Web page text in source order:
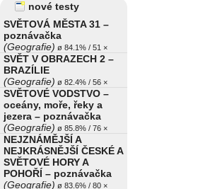
nové testy
SVĚTOVÁ MĚSTA 31 –
poznávačka
(Geografie) ø 84.1% / 51 ×
SVĚT V OBRAZECH 2 –
BRAZÍLIE
(Geografie) ø 82.4% / 56 ×
SVĚTOVÉ VODSTVO –
oceány, moře, řeky a
jezera – poznávačka
(Geografie) ø 85.8% / 76 ×
NEJZNÁMĚJŠÍ A
NEJKRÁSNĚJŠÍ ČESKÉ A
SVĚTOVÉ HORY A
POHOŘÍ – poznávačka
(Geografie) ø 83.6% / 80 ×